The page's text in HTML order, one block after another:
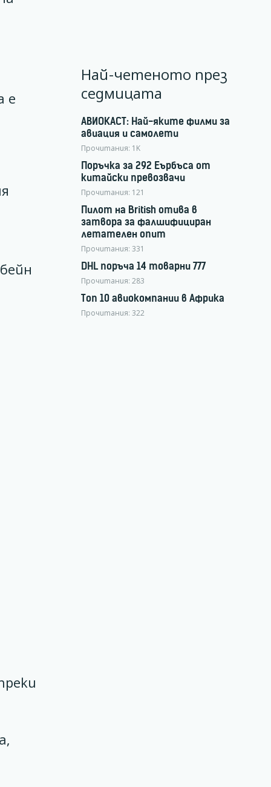
е
Най-четеното през
седмицата
АВИОКАСТ: Най-яките филми за
авиация и самолети
Прочитания: 1K
Поръчка за 292 Еърбъса от
китайски превозвачи
Прочитания: 121
Пилот на British отива в
затвора за фалшифициран
летателен опит
Прочитания: 331
DHL поръча 14 товарни 777
Прочитания: 283
Топ 10 авиокомпании в Африка
Прочитания: 322